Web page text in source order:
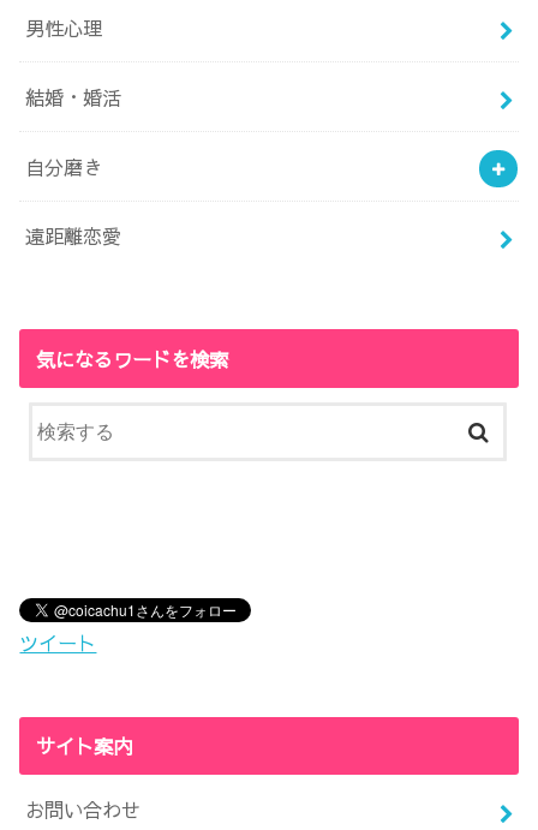
男性心理
結婚・婚活
自分磨き
遠距離恋愛
気になるワードを検索
ツイート
サイト案内
お問い合わせ